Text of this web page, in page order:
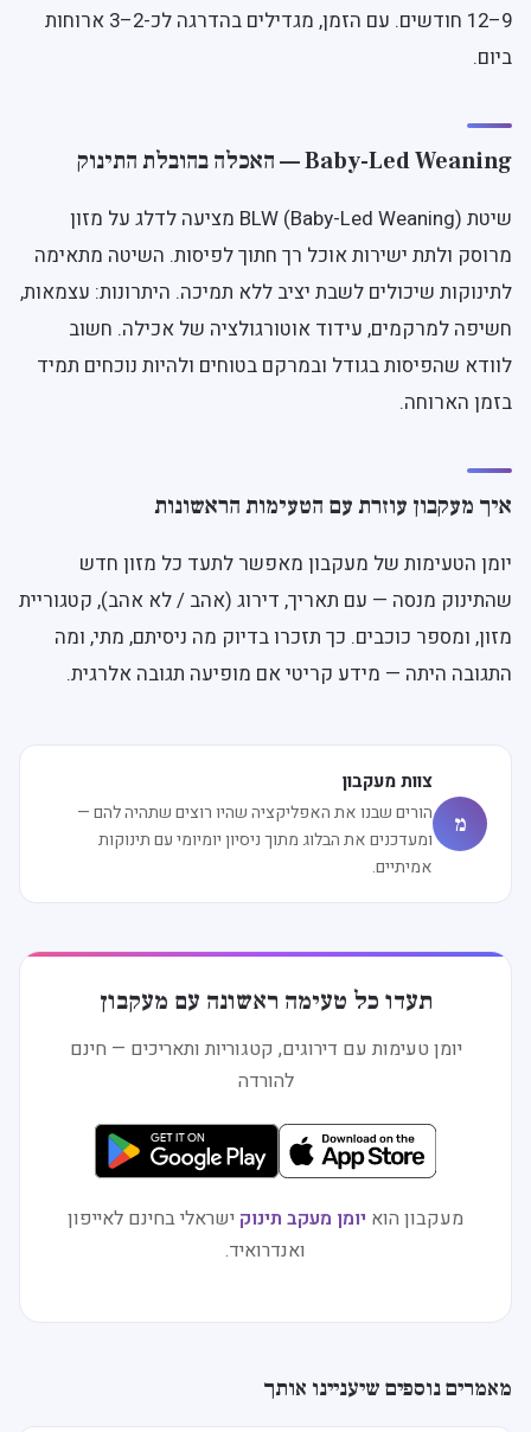
9–12 חודשים. עם הזמן, מגדילים בהדרגה לכ-2–3 ארוחות
ביום.
Baby-Led Weaning — האכלה בהובלת התינוק
שיטת BLW (Baby-Led Weaning) מציעה לדלג על מזון
מרוסק ולתת ישירות אוכל רך חתוך לפיסות. השיטה מתאימה
לתינוקות שיכולים לשבת יציב ללא תמיכה. היתרונות: עצמאות,
חשיפה למרקמים, עידוד אוטורגולציה של אכילה. חשוב
לוודא שהפיסות בגודל ובמרקם בטוחים ולהיות נוכחים תמיד
בזמן הארוחה.
איך מעקבון עוזרת עם הטעימות הראשונות
יומן הטעימות של מעקבון מאפשר לתעד כל מזון חדש
שהתינוק מנסה — עם תאריך, דירוג (אהב / לא אהב), קטגוריית
מזון, ומספר כוכבים. כך תזכרו בדיוק מה ניסיתם, מתי, ומה
התגובה היתה — מידע קריטי אם מופיעה תגובה אלרגית.
מ
צוות מעקבון
הורים שבנו את האפליקציה שהיו רוצים שתהיה להם —
ומעדכנים את הבלוג מתוך ניסיון יומיומי עם תינוקות
אמיתיים.
תעדו כל טעימה ראשונה עם מעקבון
יומן טעימות עם דירוגים, קטגוריות ותאריכים — חינם
להורדה
מעקבון הוא יומן מעקב תינוק ישראלי בחינם לאייפון
ואנדרואיד.
מאמרים נוספים שיעניינו אותך